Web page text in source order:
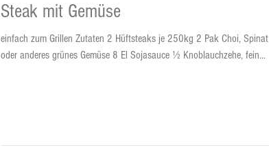
Steak mit Gemüse
einfach zum Grillen Zutaten 2 Hüftsteaks je 250kg 2 Pak Choi, Spinat
oder anderes grünes Gemüse 8 El Sojasauce ½ Knoblauchzehe, fein...